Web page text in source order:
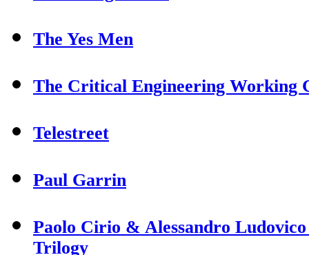
The Yes Men
The Critical Engineering Working
Telestreet
Paul Garrin
Paolo Cirio & Alessandro
Trilogy